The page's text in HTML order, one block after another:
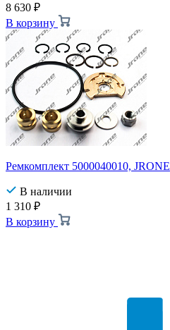
8 630 ₽
В корзину
Ремкомплект 5000040010, JRONE
В наличии
1 310 ₽
В корзину